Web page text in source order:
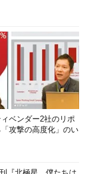
ベンダー2社のリポ
攻撃の高度化」のい